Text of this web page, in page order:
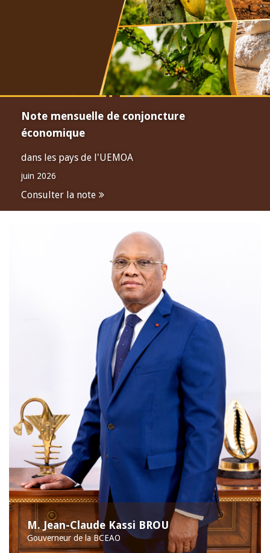
Note mensuelle de conjoncture
économique
dans les pays de l'UEMOA
juin 2026
Consulter la note
M. Jean-Claude Kassi BROU
Gouverneur de la BCEAO